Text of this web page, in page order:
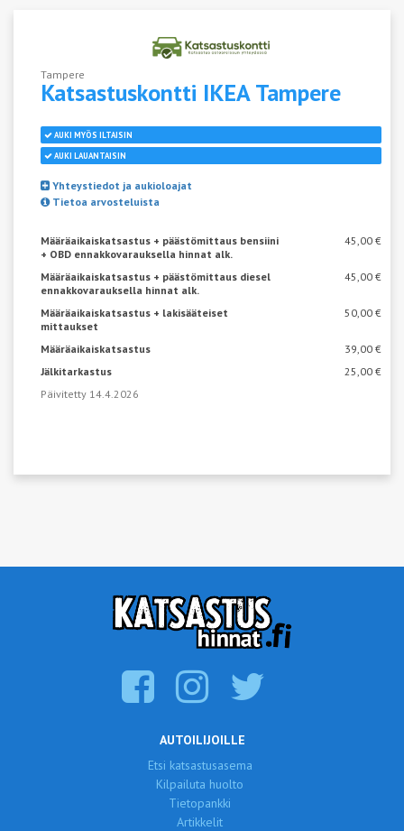
Tampere
Katsastuskontti IKEATampere
AUKI MYÖS ILTAISIN
AUKI LAUANTAISIN
Yhteystiedot ja aukioloajat
Tietoa arvosteluista
Määräaikaiskatsastus + päästömittaus bensiini
+ OBD ennakkovarauksella hinnat alk.
45,00 €
Määräaikaiskatsastus + päästömittaus diesel
ennakkovarauksella hinnat alk.
45,00 €
Määräaikaiskatsastus + lakisääteiset
mittaukset
50,00 €
Määräaikaiskatsastus
39,00 €
Jälkitarkastus
25,00 €
Päivitetty 14.4.2026
AUTOILIJOILLE
Etsi katsastusasema
Kilpailuta huolto
Tietopankki
Artikkelit